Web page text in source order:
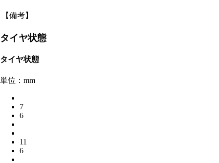
【備考】
タイヤ状態
タイヤ状態
単位：mm
7
6
11
6